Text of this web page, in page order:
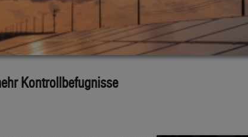
Kontrollbefugnisse